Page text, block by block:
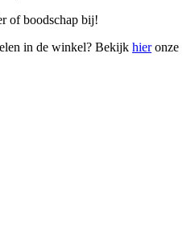
of boodschap bij!
in de winkel? Bekijk hieronze